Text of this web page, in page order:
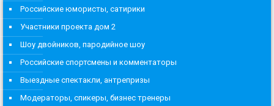
Российские юмористы, сатирики
Участники проекта дом 2
Шоу двойников, пародийное шоу
Российские спортсмены и комментаторы
Выездные спектакли, антрепризы
Модераторы, спикеры, бизнес тренеры